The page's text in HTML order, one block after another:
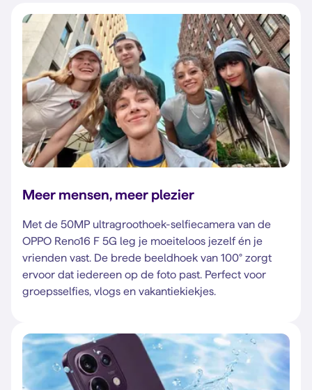
Meer mensen, meer plezier
Met de 50MP ultragroothoek-selfiecamera van de
OPPO Reno16 F 5G leg je moeiteloos jezelf én je
vrienden vast. De brede beeldhoek van 100° zorgt
ervoor dat iedereen op de foto past. Perfect voor
groepsselfies, vlogs en vakantiekiekjes.